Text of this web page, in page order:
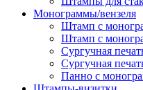
Монограммы/вензеля
Штамп с
Штамп с
Сургучная
Сургучная
Панно с